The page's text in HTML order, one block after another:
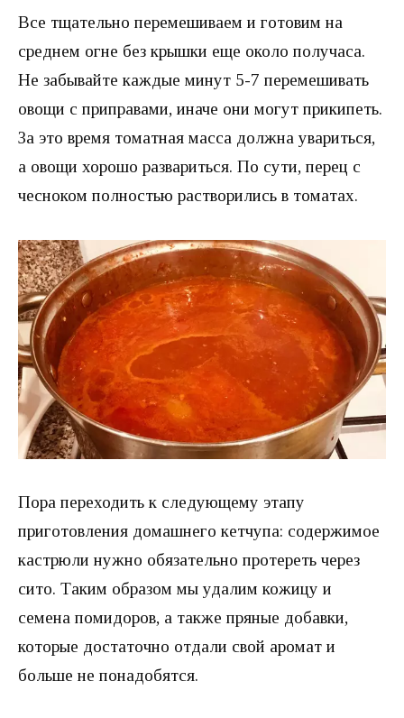
Все тщательно перемешиваем и готовим на
среднем огне без крышки еще около получаса.
Не забывайте каждые минут 5-7 перемешивать
овощи с приправами, иначе они могут прикипеть.
За это время томатная масса должна увариться,
а овощи хорошо развариться. По сути, перец с
чесноком полностью растворились в томатах.
Пора переходить к следующему этапу
приготовления домашнего кетчупа: содержимое
кастрюли нужно обязательно протереть через
сито. Таким образом мы удалим кожицу и
семена помидоров, а также пряные добавки,
которые достаточно отдали свой аромат и
больше не понадобятся.